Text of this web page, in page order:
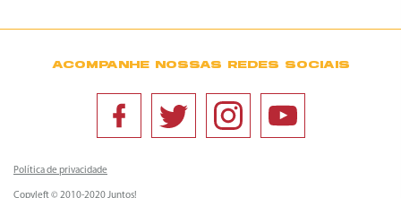
ACOMPANHE NOSSAS REDES SOCIAIS
Política de privacidade
Copyleft © 2010-2020 Juntos!